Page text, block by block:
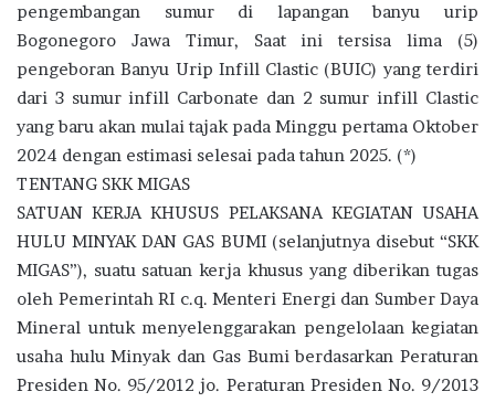
pengembangan sumur di lapangan banyu urip
Bogonegoro Jawa Timur, Saat ini tersisa lima (5)
pengeboran Banyu Urip Infill Clastic (BUIC) yang terdiri
dari 3 sumur infill Carbonate dan 2 sumur infill Clastic
yang baru akan mulai tajak pada Minggu pertama Oktober
2024 dengan estimasi selesai pada tahun 2025. (*)
TENTANG SKK MIGAS
SATUAN KERJA KHUSUS PELAKSANA KEGIATAN USAHA
HULU MINYAK DAN GAS BUMI (selanjutnya disebut “SKK
MIGAS”), suatu satuan kerja khusus yang diberikan tugas
oleh Pemerintah RI c.q. Menteri Energi dan Sumber Daya
Mineral untuk menyelenggarakan pengelolaan kegiatan
usaha hulu Minyak dan Gas Bumi berdasarkan Peraturan
Presiden No. 95/2012 jo. Peraturan Presiden No. 9/2013